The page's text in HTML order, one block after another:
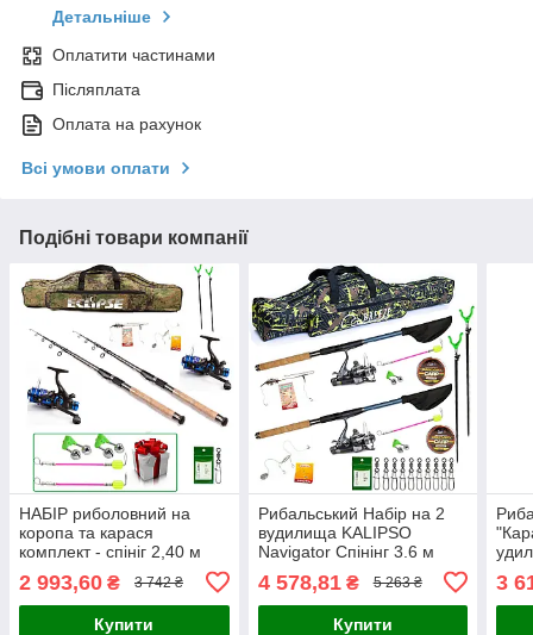
Детальніше
Оплатити частинами
Післяплата
Оплата на рахунок
Всі умови оплати
Подібні товари компанії
НАБІР риболовний на
коропа та карася
комплект - спініг 2,40 м
бейтраннером
2 993,60 ₴ 3 742 ₴
Купити
Рибальський Набір на 2
вудилища KALIPSO
Navigator Спінінг 3.6 м
Підставки Лісочка
Оснащення
4 578,81₴ 5 263 ₴
Купити
3